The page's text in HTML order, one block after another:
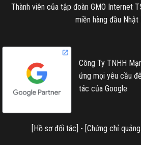
Thành viên của tập đoàn GMO Internet
miền hàng đầu Nhật
Công Ty TNHH
ứng mọi yêu cầu
tác của Google
Hồ sơ đối tác ] - [ Chứng chỉ